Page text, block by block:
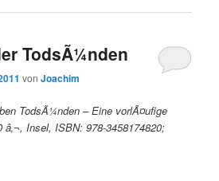
TodsÃ¼nden
vonJoachim
TodsÃ¼nden – Eine vorlÃ¤ufige
â‚¬, Insel, ISBN: 978-3458174820;